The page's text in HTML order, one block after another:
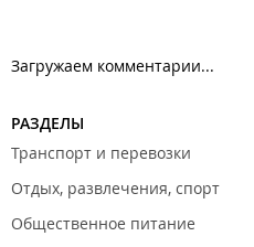
Загружаем комментарии...
РАЗДЕЛЫ
Транспорт и перевозки
Отдых, развлечения, спорт
Общественное питание